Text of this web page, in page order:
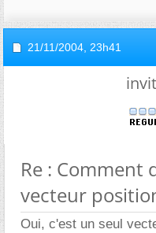
21/11/2004, 23h41
Re : Comment
vecteur
Oui, c'est un seul